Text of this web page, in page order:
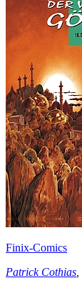
Finix-Comics
Patrick Cothias,